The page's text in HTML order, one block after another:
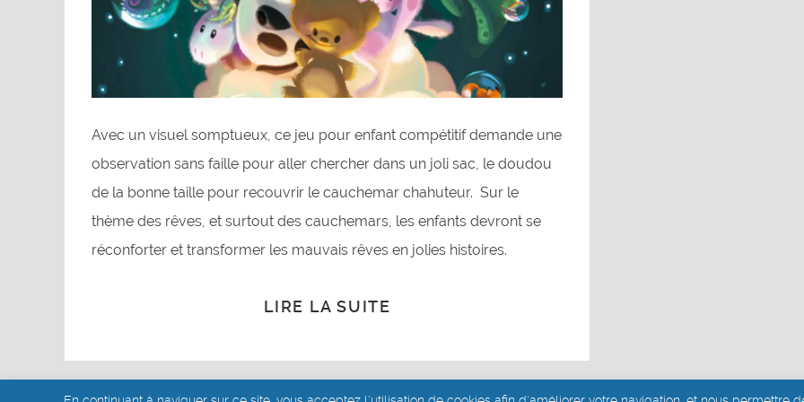
Avec un visuel somptueux, ce jeu pour enfant compétitif demande une
observation sans faille pour aller chercher dans un joli sac, le doudou
de la bonne taille pour recouvrir le cauchemar chahuteur. Sur le
thème des rêves, et surtout des cauchemars, les enfants devront se
réconforter et transformer les mauvais rêves en jolies histoires.
LIRE LA SUITE